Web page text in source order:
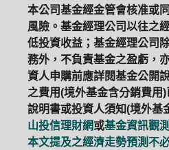
本公司基金經金管會核准或
風險。基金經理公司以往之
低投資收益；基金經理公司
務外，不負責基金之盈虧，
資人申購前應詳閱基金公開
之費用(境外基金含分銷費用
說明書或投資人須知(境外基
山投信理財網或基金資訊觀
本文提及之經濟走勢預測不